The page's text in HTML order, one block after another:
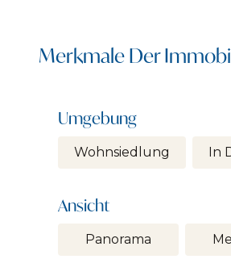
Merkmale Der
Umgebung
Wohnsiedlung In
Ansicht
Panorama